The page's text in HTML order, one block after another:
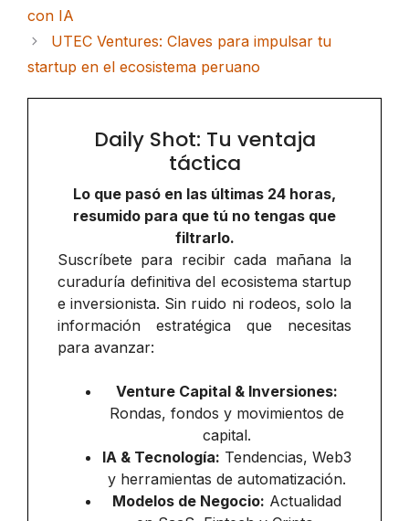
con IA
UTEC Ventures: Claves para impulsar tu
startup en el ecosistema peruano
Daily Shot: Tu ventaja
táctica
Lo que pasó en las últimas 24 horas,
resumido para que tú no tengas que
filtrarlo.
Suscríbete para recibir cada mañana la
curaduría definitiva del ecosistema startup
e inversionista. Sin ruido ni rodeos, solo la
información estratégica que necesitas
para avanzar:
Venture Capital & Inversiones:
Rondas, fondos y movimientos de
capital.
IA & Tecnología: Tendencias, Web3
y herramientas de automatización.
Modelos de Negocio: Actualidad